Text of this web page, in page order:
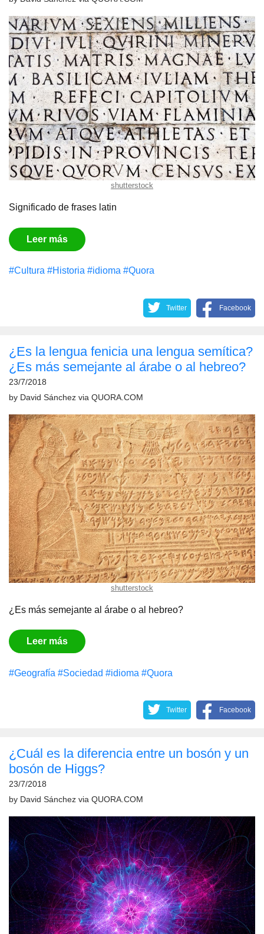
shutterstock
Significado de frases latin
Leer más
#Cultura #Historia #idioma #Quora
Twitter Facebook
¿Es la lengua fenicia una lengua semítica?
¿Es más semejante al árabe o al hebreo?
23/7/2018
by David Sánchez via QUORA.COM
shutterstock
¿Es más semejante al árabe o al hebreo?
Leer más
#Geografía #Sociedad #idioma #Quora
Twitter Facebook
¿Cuál es la diferencia entre un bosón y un
bosón de Higgs?
23/7/2018
by David Sánchez via QUORA.COM